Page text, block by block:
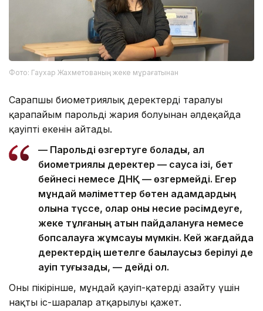
Фото: Гаухар Жахметованың жеке мұрағатынан
Сарапшы биометриялық деректердің таралуы
қарапайым парольдің жария болуынан әлдеқайда
қауіпті екенін айтады.
— Парольді өзгертуге болады, ал
биометриялық деректер — саусақ ізі, бет
бейнесі немесе ДНҚ — өзгермейді. Егер
мұндай мәліметтер бөтен адамдардың
қолына түссе, олар оны несие рәсімдеуге,
жеке тұлғаның атын пайдалануға немесе
бопсалауға жұмсауы мүмкін. Кей жағдайда
деректердің шетелге бақылаусыз берілуі де
қауіп туғызады, — дейді ол.
Оның пікірінше, мұндай қауіп-қатерді азайту үшін
нақты іс-шаралар атқарылуы қажет.